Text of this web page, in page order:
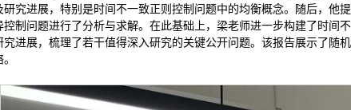
研究进展，特别是时间不一致正则控制问题中的均衡概念。随后，他
控制问题进行了分析与求解。在此基础上，梁老师进一步构建了时
究进展，梳理了若干值得深入研究的关键公开问题。该报告展示了随